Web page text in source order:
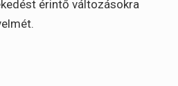
érintő változásokra